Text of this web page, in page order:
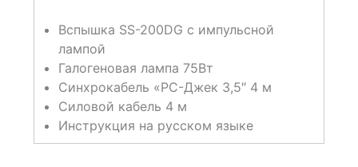
Вспышка SS-200DG с импульсной
лампой
Галогеновая лампа 75Вт
Синхрокабель «PC-Джек 3,5″ 4 м
Силовой кабель 4 м
Инструкция на русском языке